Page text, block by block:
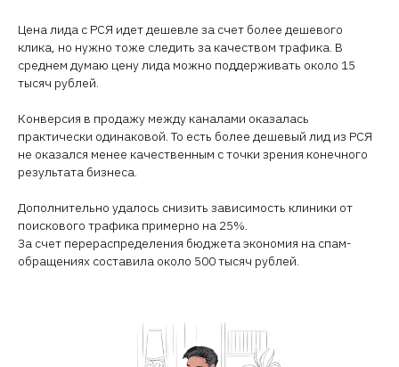
Цена лида с РСЯ идет дешевле за счет более дешевого
клика, но нужно тоже следить за качеством трафика. В
среднем думаю цену лида можно поддерживать около 15
тысяч рублей.
Конверсия в продажу между каналами оказалась
практически одинаковой. То есть более дешевый лид из РСЯ
не оказался менее качественным с точки зрения конечного
результата бизнеса.
Дополнительно удалось снизить зависимость клиники от
поискового трафика примерно на 25%.
За счет перераспределения бюджета экономия на спам-
обращениях составила около 500 тысяч рублей.